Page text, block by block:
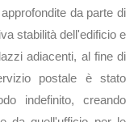
da parte di
stabilità dell'edificio e
adiacenti, al fine di
postale è stato
indefinito, creando